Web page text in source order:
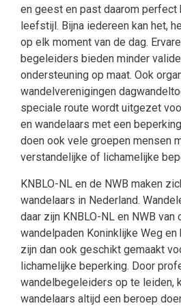
en geest en past daarom perfect
leefstijl. Bijna iedereen kan het,
op elk moment van de dag.
begeleiders bieden minder
ondersteuning op maat. Ook
wandelverenigingen
speciale route wordt uitgezet
en wandelaars met een
doen ook vele groepen mensen
verstandelijke of lichamelijke
KNBLO-NL en de NWB maken
wandelaars in Nederland.
daar zijn KNBLO-NL en NWB van
wandelpaden Koninklijke Weg
zijn dan ook geschikt gemaakt
lichamelijke beperking. Door
wandelbegeleiders op te leiden,
wandelaars altijd een beroep